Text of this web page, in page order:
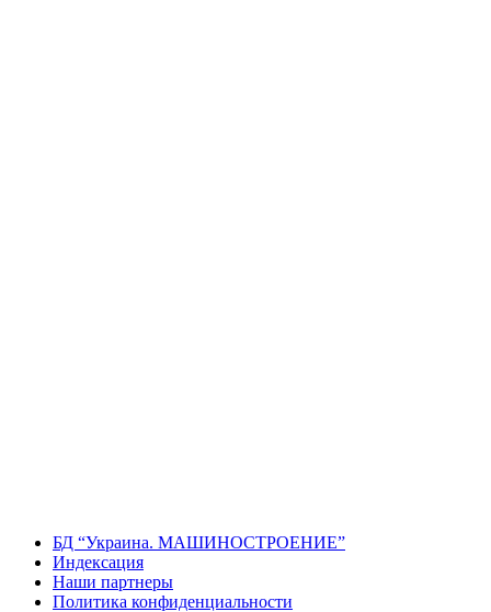
содержанию
БД “Украина. МАШИНОСТРОЕНИЕ”
Индекcация
Наши партнеры
Политика конфиденциальности